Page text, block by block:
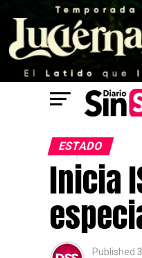
ESTADO
Inicia
Published